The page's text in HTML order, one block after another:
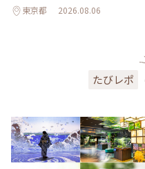
東京都 2026.08.06
たびレポ